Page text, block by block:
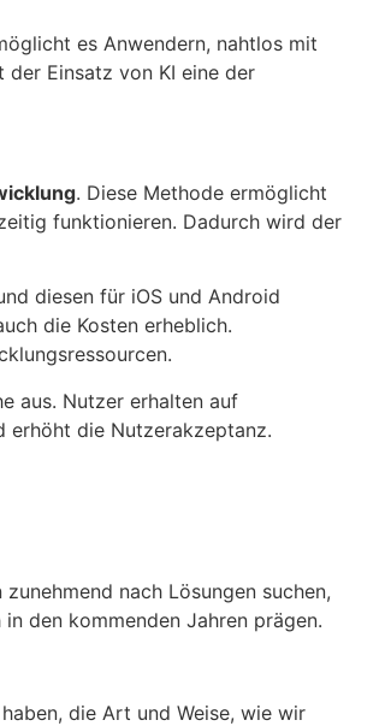
es Anwendern, nahtlos mit
Einsatz von KI eine der
. Diese Methode ermöglicht
funktionieren. Dadurch wird der
diesen für iOS und Android
die Kosten erheblich.
aus. Nutzer erhalten auf
erhöht die Nutzerakzeptanz.
nach Lösungen suchen,
den kommenden Jahren prägen.
die Art und Weise, wie wir